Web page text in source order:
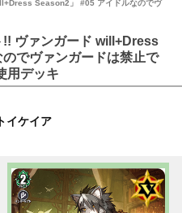
Season2」 #05 アイドルなのでヴ
ヴァンガード will+Dress
でヴァンガードは禁止で
デッキ
イケイア